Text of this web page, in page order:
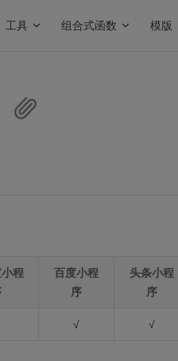
工具 组合式函数 模版
程
百度小程
序
头条小程
序
√ √